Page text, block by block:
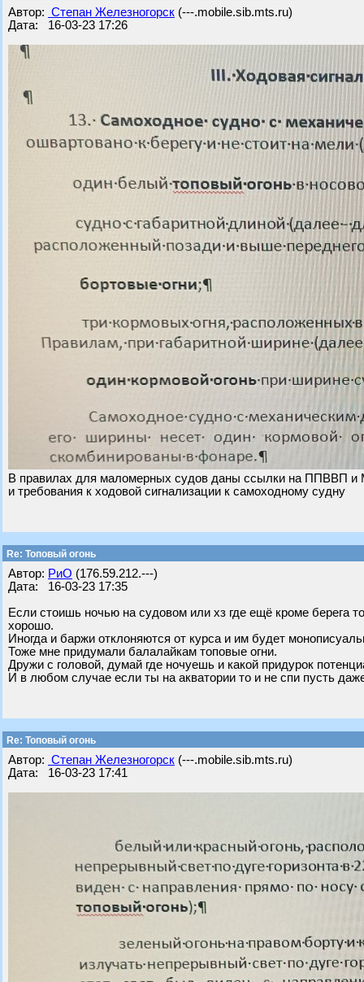
Автор: Степан Железногорск (---.mobile.sib.mts.ru)
Дата: 16-03-23 17:26
В правилах для маломерных судов даны ссылки на ППВВП и
и требования к ходовой сигнализации к самоходному судну
Re: Топовый огонь
Автор: РиО (176.59.212.---)
Дата: 16-03-23 17:35
Если стоишь ночью на судовом или хз где ещё кроме берега
хорошо.
Иногда и баржи отклоняются от курса и им будет
Тоже мне придумали балалайкам топовые огни.
Дружи с головой, думай где ночуешь и какой придурок
И в любом случае если ты на акватории то и не спи пусть
Re: Топовый огонь
Автор: Степан Железногорск (---.mobile.sib.mts.ru)
Дата: 16-03-23 17:41